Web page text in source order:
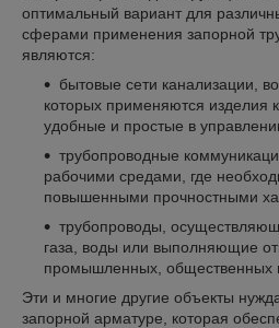
оптимальный вариант для
сферами применения запорной
являются:
бытовые сети канализации,
которых применяются изделия
удобные и простые в
трубопроводные
рабочими средами, где
повышенными прочностными
трубопроводы,
газа, воды или выполняющие
промышленных, общественных
Эти и многие другие объекты
запорной арматуре, которая